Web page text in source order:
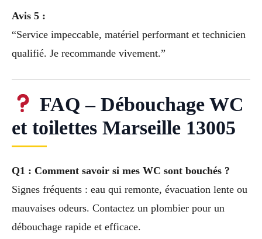
Avis 5 :
“Service impeccable, matériel performant et technicien
qualifié. Je recommande vivement.”
FAQ – Débouchage WC
et toilettes Marseille 13005
Q1 : Comment savoir si mes WC sont bouchés ?
Signes fréquents : eau qui remonte, évacuation lente ou
mauvaises odeurs. Contactez un plombier pour un
débouchage rapide et efficace.